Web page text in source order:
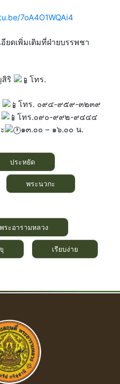
7oA4O1WQAi4
ยดเพิ่มเติมที่ฝ่ายบรรพชา
ริ
โทร.
โทร. ๐๙๔-๙๕๙-๓๒๓๙
โทร.๐๙๐-๙๙๒-๙๔๔๔
๑๓.๐๐ – ๑๖.๐๐ น.
ประหยัด
พระนวกะ
ะอารามหลวง
เรียบง่าย